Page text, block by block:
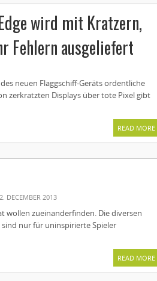
wird mit Kratzern,
Fehlern ausgeliefert
neuen Flaggschiff-Geräts ordentliche
zerkratzten Displays über tote Pixel gibt
READ MORE
DECEMBER 2013
wollen zueinanderfinden. Die diversen
nur für uninspirierte Spieler
READ MORE